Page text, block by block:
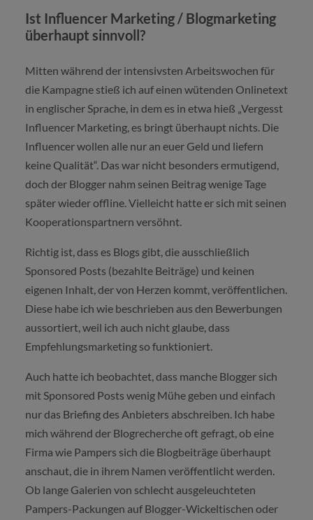
Ist Influencer Marketing / Blogmarketing
überhaupt sinnvoll?
Mitten während der intensivsten Arbeitswochen für
die Kampagne stieß ich auf einen wütenden Onlinetext
in englischer Sprache, in dem es in etwa hieß „Vergesst
Influencer Marketing, es bringt überhaupt nichts. Die
Influencer wollen alle nur an euer Geld und liefern
keine Qualität“. Das war nicht besonders ermutigend,
doch der Blogger nahm seinen Beitrag wenige Tage
später wieder offline. Vielleicht hatte er sich mit seinen
Kooperationspartnern versöhnt.
Richtig ist, dass es Blogs gibt, die ausschließlich
Sponsored Posts (bezahlte Beiträge) und keinen
eigenen Inhalt, der von Herzen kommt, veröffentlichen.
Diese habe ich wie beschrieben aus den Bewerbungen
aussortiert, weil ich auch nicht glaube, dass
Empfehlungsmarketing so funktioniert.
Auch hatte ich beobachtet, dass manche Blogger sich
mit Sponsored Posts wenig Mühe geben und einfach
nur das Briefing des Anbieters abschreiben. Ich habe
mich während der Blogrecherche oft gefragt, ob eine
Firma wie Pampers sich die Blogbeiträge überhaupt
anschaut, die in ihrem Namen veröffentlicht werden.
Ob lange Galerien von schlecht ausgeleuchteten
Pampers-Packungen auf Blogger-Wickeltischen oder